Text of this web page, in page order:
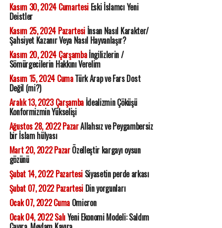
Kasım 30, 2024 CumartesiEski İslamcı Yeni
Deistler
Kasım 25, 2024 Pazartesiİnsan Nasıl Karakter/
Şahsiyet Kazanır Veya Nasıl Hayvanlaşır?
Kasım 20, 2024 Çarşambaİngilizlerin /
Sömürgecilerin Hakkını Verelim
Kasım 15, 2024 CumaTürk Arap ve Fars Dost
Değil (mi?)
Aralık 13, 2023 Çarşambaİdealizmin Çöküşü
Konformizmin Yükselişi
Ağustos 28, 2022 PazarAllahsız ve Peygambersiz
bir İslam hülyası
Mart 20, 2022 PazarÖzelleştir kargayı oysun
gözünü
Şubat 14, 2022 PazartesiSiyasetin perde arkası
Şubat 07, 2022 PazartesiDin yorgunları
Ocak 07, 2022 CumaOmicron
Ocak 04, 2022 SalıYeni Ekonomi Modeli: Saldım